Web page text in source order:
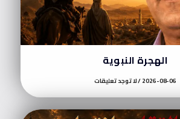
الهجرة النبوية
2026-08-06 لا توجد تعليقات